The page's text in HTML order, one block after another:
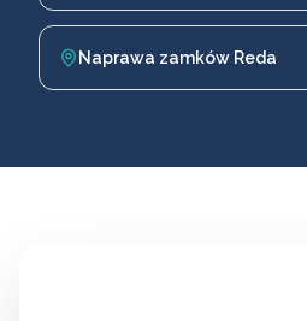
Naprawa zamków Reda